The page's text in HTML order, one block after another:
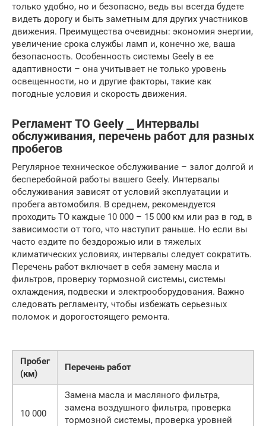
только удобно, но и безопасно, ведь вы всегда будете
видеть дорогу и быть заметным для других участников
движения. Преимущества очевидны: экономия энергии,
увеличение срока службы ламп и, конечно же, ваша
безопасность. Особенность системы Geely в ее
адаптивности – она учитывает не только уровень
освещенности, но и другие факторы, такие как
погодные условия и скорость движения.
Регламент ТО Geely ⎯ Интервалы
обслуживания, перечень работ для разных
пробегов
Регулярное техническое обслуживание – залог долгой и
бесперебойной работы вашего Geely. Интервалы
обслуживания зависят от условий эксплуатации и
пробега автомобиля. В среднем, рекомендуется
проходить ТО каждые 10 000 – 15 000 км или раз в год, в
зависимости от того, что наступит раньше. Но если вы
часто ездите по бездорожью или в тяжелых
климатических условиях, интервалы следует сократить.
Перечень работ включает в себя замену масла и
фильтров, проверку тормозной системы, системы
охлаждения, подвески и электрооборудования. Важно
следовать регламенту, чтобы избежать серьезных
поломок и дорогостоящего ремонта.
Пробег
(км)
Перечень работ
10 000
Замена масла и масляного фильтра,
замена воздушного фильтра, проверка
тормозной системы, проверка уровней